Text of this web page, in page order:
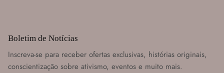
Boletim de Notícias
Inscreva-se para receber ofertas exclusivas, histórias originais,
conscientização sobre ativismo, eventos e muito mais.